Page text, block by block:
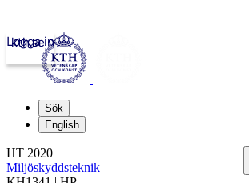
kth.se
Logga in
Sök
English
HT 2020
Miljöskyddsteknik